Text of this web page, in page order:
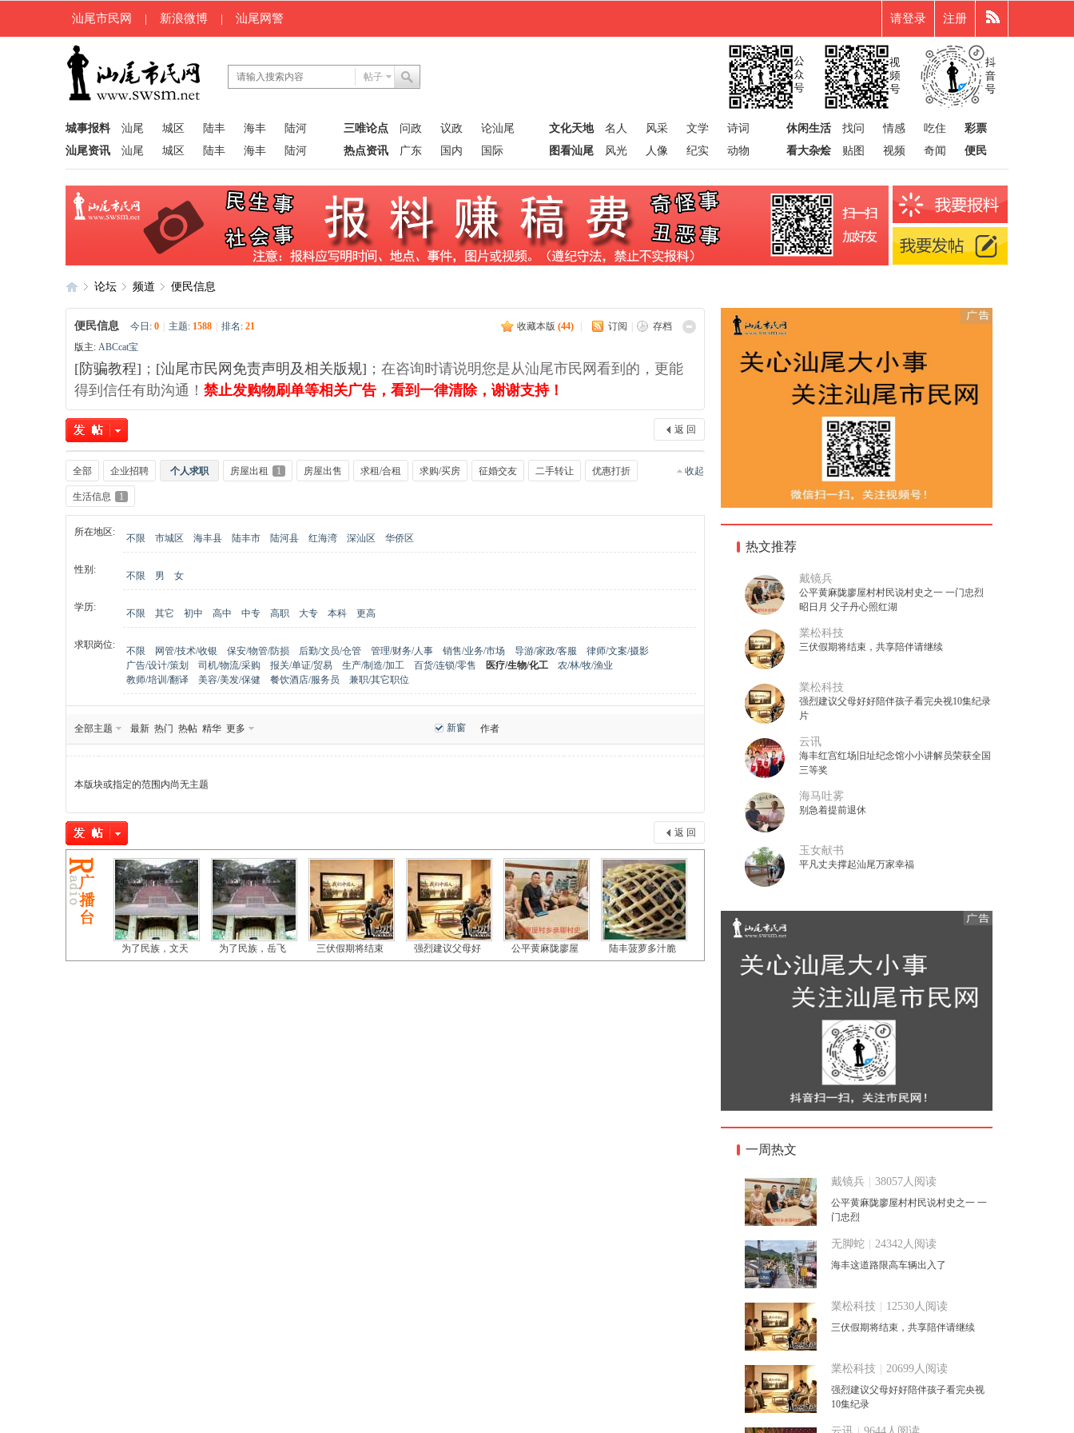
汕尾市民网 | 新浪微博 | 汕尾网警 请登录 注册
帖子
城事报料 汕尾 城区 陆丰 海丰
陆河
汕尾资讯
汕尾 城区 陆丰 海丰 陆河
三唯论点 问政 议政
论汕尾
热点资讯
广东 国内 国际
文化天地 名人 风采 文学
诗词
图看汕尾
风光 人像 纪实 动物
休闲生活 找问 情感 吃住
彩票
看大杂烩
贴图 视频 奇闻 便民
汕
尾
民
»
论坛 频道 便民信息
收藏本版 (44) 订阅 存档
便民信息 今日: 0 主题: 1588 排名: 21
版主: ABCcat宝
[防骗教程] ； [汕尾市民网免责声明及相关版规] ；在咨询时请说明您是从汕尾市民网看到的，更能
得到信任有助沟通！ 禁止发购物刷单等相关广告，看到一律清除，谢谢支持！
返 回
收起
全部 企业招聘 个人求职 房屋出租 1 房屋出售 求租/合租 求购/买房 征婚交友 二手转让 优惠打折
生活信息 1
所在地区:
不限 市城区 海丰县 陆丰市 陆河县 红海湾 深汕区 华侨区
性别:
不限 男 女
学历:
不限 其它 初中 高中 中专 高职 大专 本科 更高
求职岗位:
不限 网管/技术/收银 保安/物管/防损 后勤/文员/仓管 管理/财务/人事 销售/业务/市场 导游/家政/客服
律师/文案/摄影
广告/设计/策划
司机/物流/采购 报关/单证/贸易 生产/制造/加工 百货/连锁/零售 医疗/生物/化工
农/林/牧/渔业
教师/培训/翻译
美容/美发/保健 餐饮酒店/服务员 兼职/其它职位
新窗
全部主题 最新 热门 热帖 精华 更多 作者
本版块或指定的范围内尚无主题
返 回
为了民族，文天 为了民族，岳飞 三伏假期将结束 强烈建议父母好 公平黄麻陇廖屋 陆丰菠萝多汁脆
热文推荐
戴镜兵
公平黄麻陇廖屋村村民说村史之一 一门忠烈
昭日月 父子丹心照红湖
業松科技
三伏假期将结束，共享陪伴请继续
業松科技
强烈建议父母好好陪伴孩子看完央视10集纪录
片
云讯
海丰红宫红场旧址纪念馆小小讲解员荣获全国
三等奖
海马吐雾
别急着提前退休
玉女献书
平凡丈夫撑起汕尾万家幸福
一周热文
戴镜兵 38057人阅读
公平黄麻陇廖屋村村民说村史之一 一
门忠烈
无脚蛇 24342人阅读
海丰这道路限高车辆出入了
業松科技 12530人阅读
三伏假期将结束，共享陪伴请继续
業松科技 20699人阅读
强烈建议父母好好陪伴孩子看完央视
10集纪录